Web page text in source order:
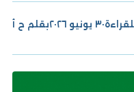
بقلم ح أ ٣٠ يونيو ٢٠٢٦